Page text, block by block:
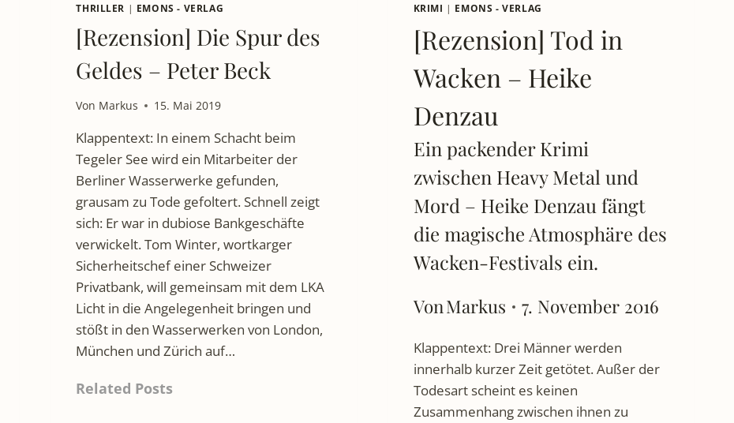
THRILLER | EMONS - VERLAG
[Rezension] Die Spur des
Geldes – Peter Beck
Von Markus 15. Mai 2019
Klappentext: In einem Schacht beim
Tegeler See wird ein Mitarbeiter der
Berliner Wasserwerke gefunden,
grausam zu Tode gefoltert. Schnell zeigt
sich: Er war in dubiose Bankgeschäfte
verwickelt. Tom Winter, wortkarger
Sicherheitschef einer Schweizer
Privatbank, will gemeinsam mit dem LKA
Licht in die Angelegenheit bringen und
stößt in den Wasserwerken von London,
München und Zürich auf…
Related Posts
KRIMI | EMONS - VERLAG
[Rezension] Tod in
Wacken – Heike
Denzau
Ein packender Krimi
zwischen Heavy Metal und
Mord – Heike Denzau fängt
die magische Atmosphäre des
Wacken-Festivals ein.
VonMarkus 7. November 2016
Klappentext: Drei Männer werden
innerhalb kurzer Zeit getötet. Außer der
Todesart scheint es keinen
Zusammenhang zwischen ihnen zu